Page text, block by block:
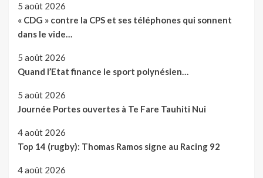
5 août 2026
« CDG » contre la CPS et ses téléphones qui sonnent
dans le vide…
5 août 2026
Quand l’Etat finance le sport polynésien…
5 août 2026
Journée Portes ouvertes à Te Fare Tauhiti Nui
4 août 2026
Top 14 (rugby): Thomas Ramos signe au Racing 92
4 août 2026